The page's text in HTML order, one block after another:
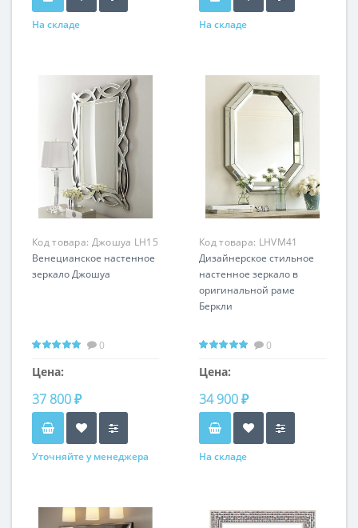
На складе На складе
Код товара: Джошуа LH15
Венецианское настенное
зеркало Джошуа
0
Цена:
37 800 ₽
Уточняйте у менеджера
Код товара: LHVM41
Дизайнерское стильное
настенное зеркало в
оригинальной раме
Беркли
0
Цена:
34 900 ₽
На складе